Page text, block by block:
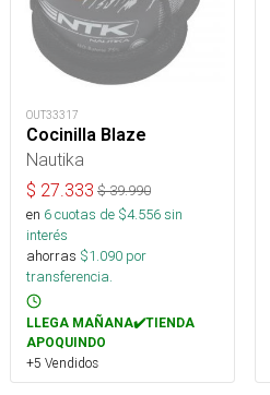
OUT33317
Cocinilla Blaze
Nautika
$ 27.333 $39.990
en 6cuotas de $4.556sin
interés
ahorras $1.090 por
transferencia.
LLEGA MAÑANA✔️TIENDA
APOQUINDO
+5 Vendidos